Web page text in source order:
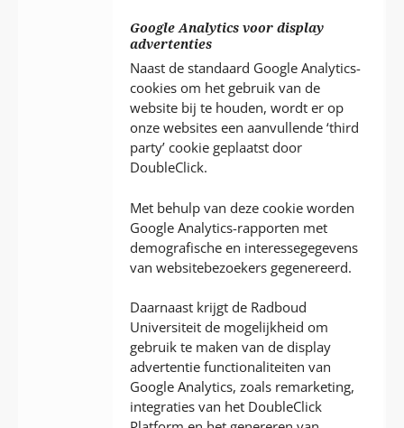
Google Analytics voor display
advertenties
Naast de standaard Google Analytics-
cookies om het gebruik van de
website bij te houden, wordt er op
onze websites een aanvullende ‘third
party’ cookie geplaatst door
DoubleClick.
Met behulp van deze cookie worden
Google Analytics-rapporten met
demografische en interessegegevens
van websitebezoekers gegenereerd.
Daarnaast krijgt de Radboud
Universiteit de mogelijkheid om
gebruik te maken van de display
advertentie functionaliteiten van
Google Analytics, zoals remarketing,
integraties van het DoubleClick